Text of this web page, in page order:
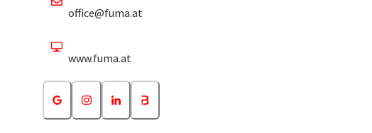
office@fuma.at
www.fuma.at